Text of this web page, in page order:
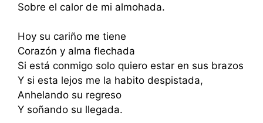
Sobre el calor de mi almohada.
Hoy su cariño me tiene
Corazón y alma flechada
Si está conmigo solo quiero estar en sus brazos
Y si esta lejos me la habito despistada,
Anhelando su regreso
Y soñando su llegada.